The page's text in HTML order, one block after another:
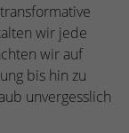
wir jede
wir auf
bis hin zu
unvergesslich
anzeigen
Tracking
der